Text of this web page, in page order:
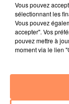
Cancer
Vous pouvez
sélectionnant les
Vous pouvez
accepter". Vos
pouvez mettre à
moment via le lien